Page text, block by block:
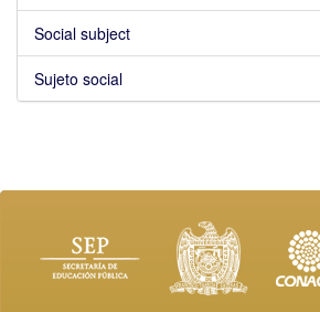
Social subject
Sujeto social